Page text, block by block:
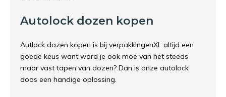
Autolock dozen kopen
Autlock dozen kopen is bij verpakkingenXL altijd een
goede keus want word je ook moe van het steeds
maar vast tapen van dozen? Dan is onze autolock
doos een handige oplossing.